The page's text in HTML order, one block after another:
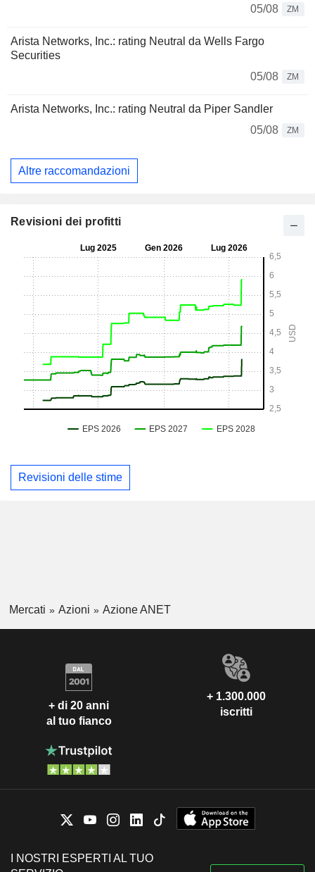
05/08
ZM
Arista Networks, Inc.: rating Neutral da Wells Fargo
Securities
05/08
ZM
Arista Networks, Inc.: rating Neutral da Piper Sandler
05/08
ZM
Altre raccomandazioni
Revisioni dei profitti
Revisioni delle stime
Mercati Azioni Azione ANET
+ di 20 anni
al tuo fianco
+ 1.300.000
iscritti
I NOSTRI ESPERTI AL TUO